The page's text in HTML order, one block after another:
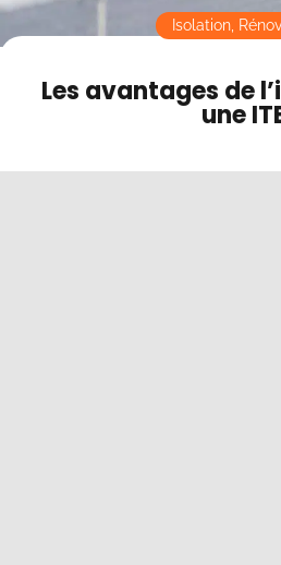
Les avantages de
une
Isolation,